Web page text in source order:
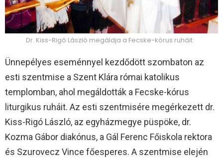
Dr. Kiss-Rigó László megáldja a Fecske-kórus ruháit
Ünnepélyes eseménnyel kezdődött szombaton az
esti szentmise a Szent Klára római katolikus
templomban, ahol megáldották a Fecske-kórus
liturgikus ruháit. Az esti szentmisére megérkezett dr.
Kiss-Rigó László, az egyházmegye püspöke, dr.
Kozma Gábor diakónus, a Gál Ferenc Főiskola rektora
és Szurovecz Vince főesperes. A szentmise elején